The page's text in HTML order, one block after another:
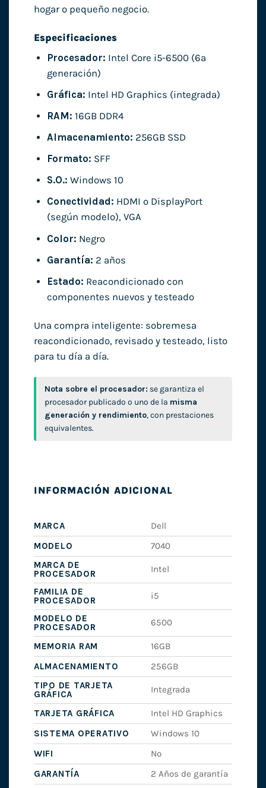
hogar o pequeño negocio.
Especificaciones
Procesador: Intel Core i5-6500 (6ª
generación)
Gráfica: Intel HD Graphics (integrada)
RAM: 16GB DDR4
Almacenamiento: 256GB SSD
Formato: SFF
S.O.: Windows 10
Conectividad: HDMI o DisplayPort
(según modelo), VGA
Color: Negro
Garantía: 2 años
Estado: Reacondicionado con
componentes nuevos y testeado
Una compra inteligente: sobremesa
reacondicionado, revisado y testeado, listo
para tu día a día.
Nota sobre el procesador: se garantiza el
procesador publicado o uno de la misma
generación y rendimiento, con prestaciones
equivalentes.
INFORMACIÓN ADICIONAL
MARCA
Dell
MODELO
7040
MARCA DE
PROCESADOR
Intel
FAMILIA DE
PROCESADOR
i5
MODELO DE
PROCESADOR
6500
MEMORIA RAM
16GB
ALMACENAMIENTO
256GB
TIPO DE TARJETA
GRÁFICA
Integrada
TARJETA GRÁFICA
Intel HD Graphics
SISTEMA OPERATIVO
Windows 10
WIFI
No
GARANTÍA
2 Años de garantía